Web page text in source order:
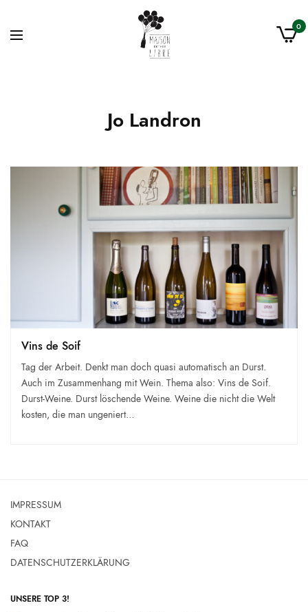
0
Jo Landron
Vins de Soif
Tag der Arbeit. Denkt man doch quasi automatisch an Durst.
Auch im Zusammenhang mit Wein. Thema also: Vins de Soif.
Durst-Weine. Durst löschende Weine. Weine die nicht die Welt
kosten, die man ungeniert…
IMPRESSUM
KONTAKT
FAQ
DATENSCHUTZERKLÄRUNG
UNSERE TOP 3!